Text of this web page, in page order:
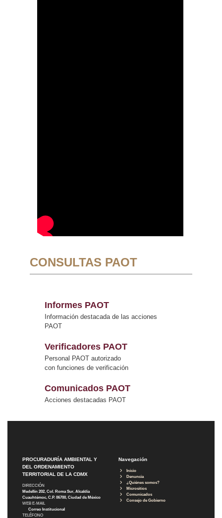
CONSULTAS PAOT
Informes PAOT
Información destacada de las acciones
PAOT
Verificadores PAOT
Personal PAOT autorizado
con funciones de verificación
Comunicados PAOT
Acciones destacadas PAOT
PROCURADURÍA AMBIENTAL Y
DEL ORDENAMIENTO
TERRITORIAL DE LA CDMX
DIRECCIÓN
Medellín 202, Col. Roma Sur, Alcaldía
Cuauhtémoc, C.P. 06700, Ciudad de México
WEB E-MAIL
Correo Institucional
TELÉFONO
Navegación
Inicio
Denuncia
¿Quiénes somos?
Micrositios
Comunicados
Consejo de Gobierno